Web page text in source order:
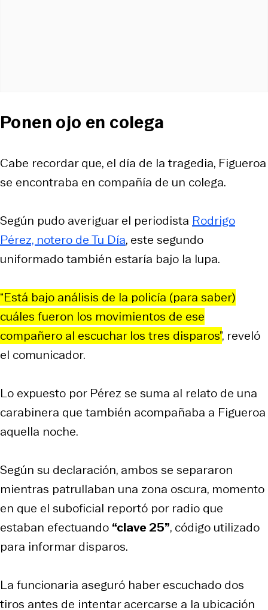
Ponen ojo en colega
Cabe recordar que, el día de la tragedia, Figueroa
se encontraba en compañía de un colega.
Según pudo averiguar el periodista Rodrigo
Pérez, notero de Tu Día, este segundo
uniformado también estaría bajo la lupa.
“Está bajo análisis de la policía (para saber)
cuáles fueron los movimientos de ese
compañero al escuchar los tres disparos”, reveló
el comunicador.
Lo expuesto por Pérez se suma al relato de una
carabinera que también acompañaba a Figueroa
aquella noche.
Según su declaración, ambos se separaron
mientras patrullaban una zona oscura, momento
en que el suboficial reportó por radio que
estaban efectuando “clave 25”, código utilizado
para informar disparos.
La funcionaria aseguró haber escuchado dos
tiros antes de intentar acercarse a la ubicación